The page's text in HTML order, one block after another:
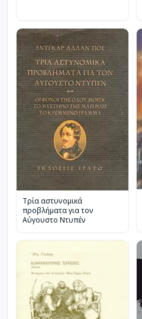
Τρία αστυνομικά
προβλήματα για τον
Αύγουστο Ντυπέν